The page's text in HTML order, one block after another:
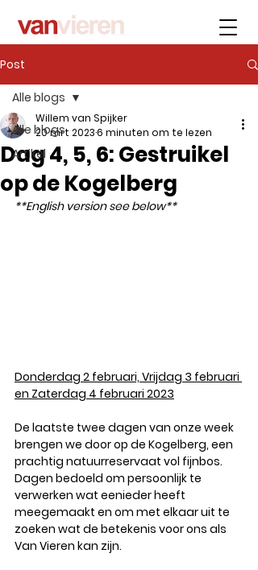
Post
Alle blogs
Artikel
Alle blogs
Dag 4, 5, 6: Gestruikel
op de Kogelberg
Willem van Spijker
20 mrt 20236 minuten om te lezen
**English version see below**
Donderdag 2 februari, Vrijdag 3 februari
en Zaterdag 4 februari 2023
De laatste twee dagen van onze week
brengen we door op de Kogelberg, een
prachtig natuurreservaat vol fijnbos.
Dagen bedoeld om persoonlijk te
verwerken wat eenieder heeft
meegemaakt en om met elkaar uit te
zoeken wat de betekenis voor ons als
Van Vieren kan zijn.